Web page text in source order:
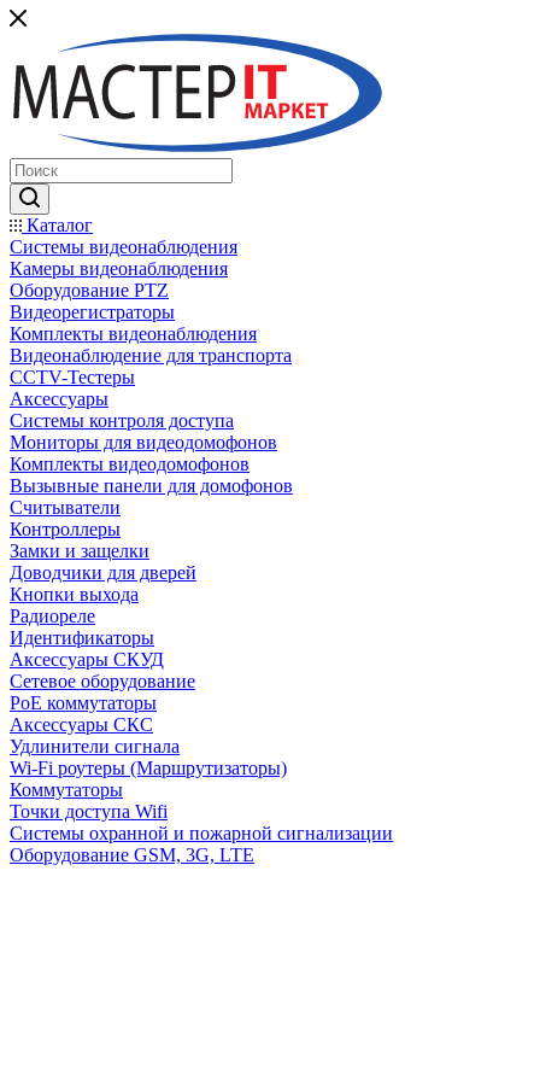
Каталог
Системы видеонаблюдения
Камеры видеонаблюдения
Оборудование PTZ
Видеорегистраторы
Комплекты видеонаблюдения
Видеонаблюдение для транспорта
CCTV-Тестеры
Аксессуары
Системы контроля доступа
Мониторы для видеодомофонов
Комплекты видеодомофонов
Вызывные панели для домофонов
Считыватели
Контроллеры
Замки и защелки
Доводчики для дверей
Кнопки выхода
Радиореле
Идентификаторы
Аксессуары СКУД
Сетевое оборудование
PoE коммутаторы
Аксессуары СКС
Удлинители сигнала
Wi-Fi роутеры (Маршрутизаторы)
Коммутаторы
Точки доступа Wifi
Системы охранной и пожарной сигнализации
Оборудование GSM, 3G, LTE